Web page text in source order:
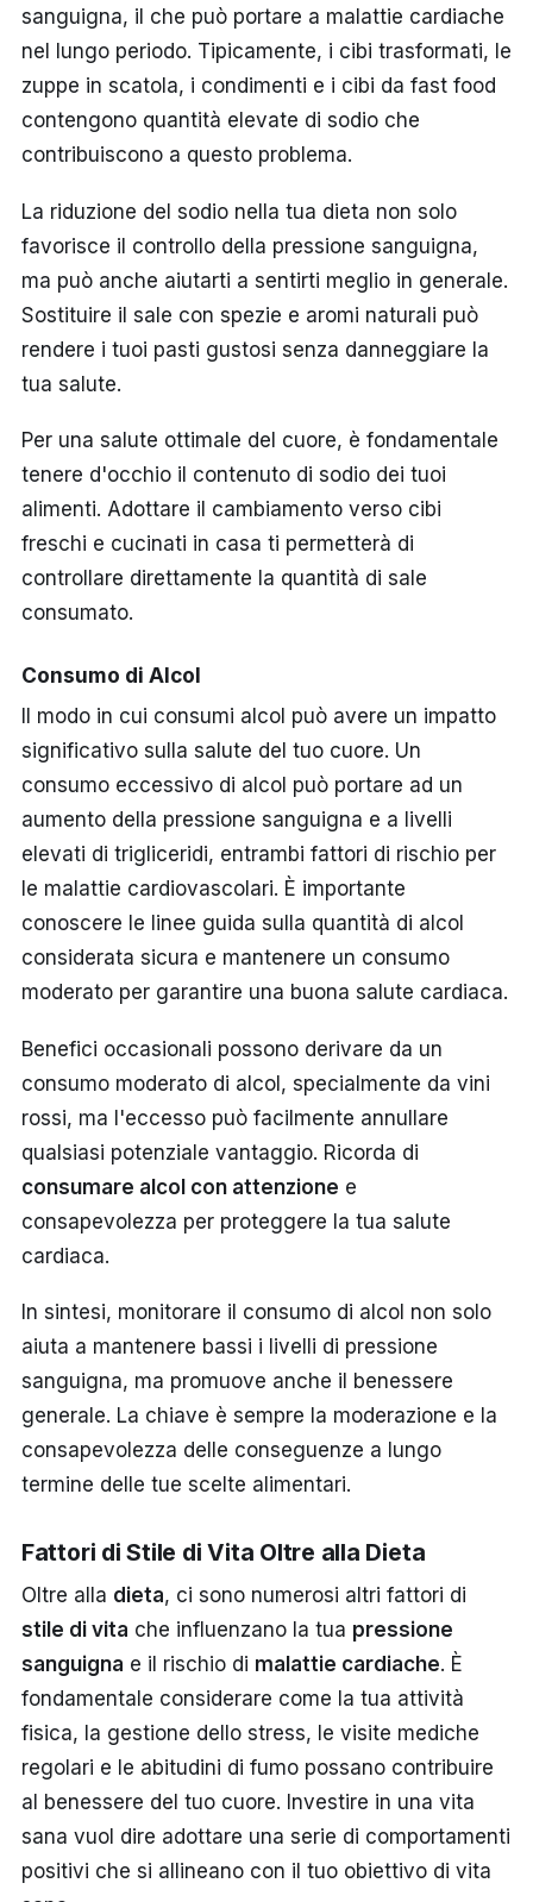
sanguigna, il che può portare a malattie cardiache
nel lungo periodo. Tipicamente, i cibi trasformati, le
zuppe in scatola, i condimenti e i cibi da fast food
contengono quantità elevate di sodio che
contribuiscono a questo problema.
La riduzione del sodio nella tua dieta non solo
favorisce il controllo della pressione sanguigna,
ma può anche aiutarti a sentirti meglio in generale.
Sostituire il sale con spezie e aromi naturali può
rendere i tuoi pasti gustosi senza danneggiare la
tua salute.
Per una salute ottimale del cuore, è fondamentale
tenere d'occhio il contenuto di sodio dei tuoi
alimenti. Adottare il cambiamento verso cibi
freschi e cucinati in casa ti permetterà di
controllare direttamente la quantità di sale
consumato.
Consumo di Alcol
Il modo in cui consumi alcol può avere un impatto
significativo sulla salute del tuo cuore. Un
consumo eccessivo di alcol può portare ad un
aumento della pressione sanguigna e a livelli
elevati di trigliceridi, entrambi fattori di rischio per
le malattie cardiovascolari. È importante
conoscere le linee guida sulla quantità di alcol
considerata sicura e mantenere un consumo
moderato per garantire una buona salute cardiaca.
Benefici occasionali possono derivare da un
consumo moderato di alcol, specialmente da vini
rossi, ma l'eccesso può facilmente annullare
qualsiasi potenziale vantaggio. Ricorda di
consumare alcol con attenzione e
consapevolezza per proteggere la tua salute
cardiaca.
In sintesi, monitorare il consumo di alcol non solo
aiuta a mantenere bassi i livelli di pressione
sanguigna, ma promuove anche il benessere
generale. La chiave è sempre la moderazione e la
consapevolezza delle conseguenze a lungo
termine delle tue scelte alimentari.
Fattori di Stile di Vita Oltre alla Dieta
Oltre alla dieta, ci sono numerosi altri fattori di
stile di vita che influenzano la tua pressione
sanguigna e il rischio di malattie cardiache. È
fondamentale considerare come la tua attività
fisica, la gestione dello stress, le visite mediche
regolari e le abitudini di fumo possano contribuire
al benessere del tuo cuore. Investire in una vita
sana vuol dire adottare una serie di comportamenti
positivi che si allineano con il tuo obiettivo di vita